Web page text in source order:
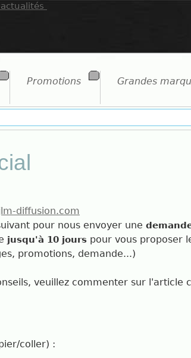
Promotions Grandes
diffusion.com
pour nous envoyer une
jusqu'à 10 jours pour vous proposer
promotions, demande...)
veuillez commenter sur
coller) :